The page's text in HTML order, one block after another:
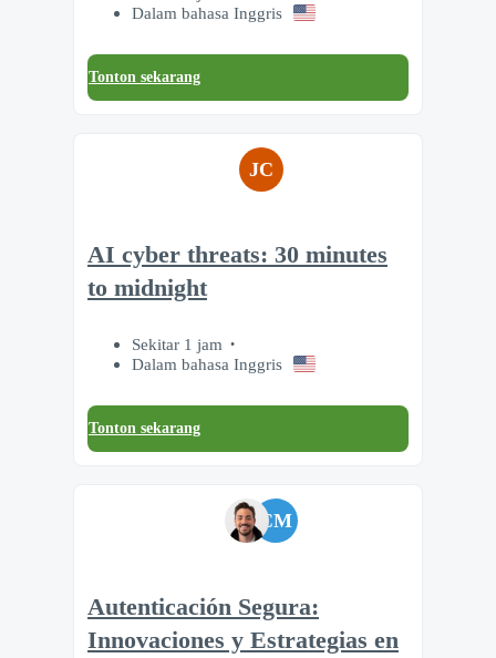
Dalam bahasa Inggris
Tonton sekarang
JC
AI cyber threats: 30 minutes
to midnight
Sekitar 1 jam
Dalam bahasa Inggris
Tonton sekarang
CM
Autenticación Segura:
Innovaciones y Estrategias en